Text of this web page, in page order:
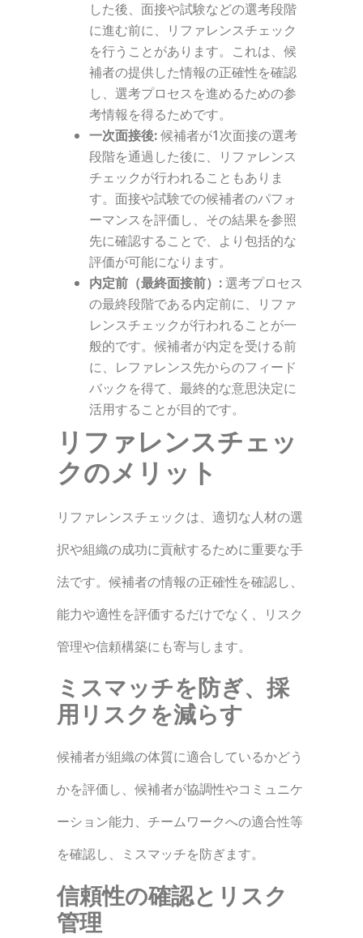
した後、面接や試験などの選考段階
に進む前に、リファレンスチェック
を行うことがあります。これは、候
補者の提供した情報の正確性を確認
し、選考プロセスを進めるための参
考情報を得るためです。
一次面接後:候補者が1次面接の選考
段階を通過した後に、リファレンス
チェックが行われることもありま
す。面接や試験での候補者のパフォ
ーマンスを評価し、その結果を参照
先に確認することで、より包括的な
評価が可能になります。
内定前（最終面接前）:選考プロセス
の最終段階である内定前に、リファ
レンスチェックが行われることが一
般的です。候補者が内定を受ける前
に、レファレンス先からのフィード
バックを得て、最終的な意思決定に
活用することが目的です。
リファレンスチェッ
クのメリット
リファレンスチェックは、適切な人材の選
択や組織の成功に貢献するために重要な手
法です。候補者の情報の正確性を確認し、
能力や適性を評価するだけでなく、リスク
管理や信頼構築にも寄与します。
ミスマッチを防ぎ、採
用リスクを減らす
候補者が組織の体質に適合しているかどう
かを評価し、候補者が協調性やコミュニケ
ーション能力、チームワークへの適合性等
を確認し、ミスマッチを防ぎます。
信頼性の確認とリスク
管理